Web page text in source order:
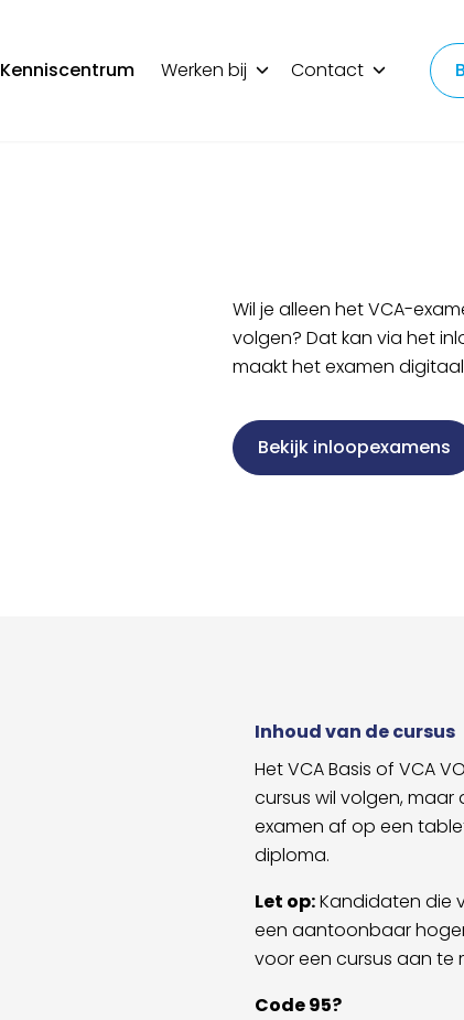
Kenniscentrum Werken bij Contact
Wil je alleen het VCA-
volgen? Dat kan via het
maakt het examen
Bekijk inloopexamens
Inhoud van de cursus
Het VCA Basis of VCA
cursus wil volgen,
examen af op een
diploma.
Let op:Kandidaten die
een aantoonbaar
voor een cursus aan te
Code 95?